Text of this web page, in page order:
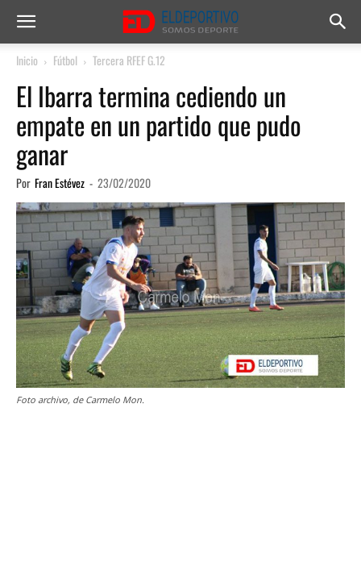
Inicio Fútbol Tercera RFEF G.12
El Ibarra termina cediendo un
empate en un partido que pudo
ganar
Por Fran Estévez - 23/02/2020
Foto archivo, de Carmelo Mon.